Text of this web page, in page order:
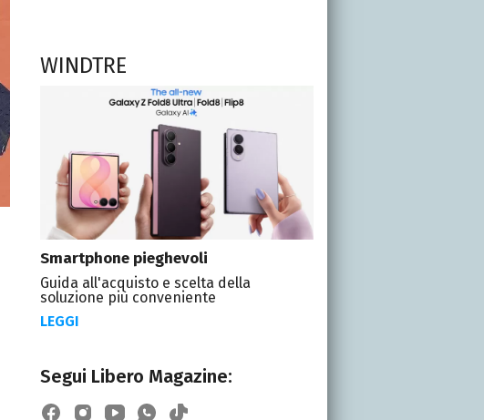
WINDTRE
Smartphone pieghevoli
Guida all'acquisto e scelta della
soluzione più conveniente
LEGGI
Segui Libero Magazine: